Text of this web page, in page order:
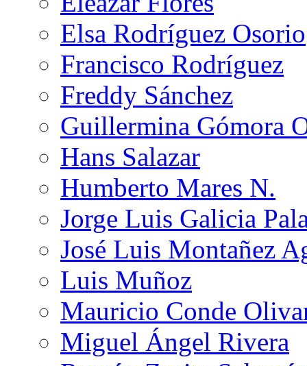
Elsa Rodríguez Osorio
Francisco Rodríguez
Freddy Sánchez
Guillermina Gómora
Hans Salazar
Humberto Mares N.
Jorge Luis Galicia
José Luis Montañez
Luis Muñoz
Mauricio Conde
Miguel Ángel Rivera